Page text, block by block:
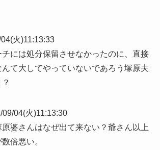
火)11:13:33
には処分保留させなかったのに、直接
て大してやっていないであろう塚原夫
09/04(火)11:13:30
婆さんはなぜ出て来ない？爺さん以上
倍悪い。